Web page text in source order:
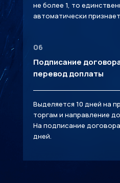
не более 1, то
автоматически
06
Подписание
перевод доплаты
Выделяется 10 дней на
торгам и направление
На подписание
дней.